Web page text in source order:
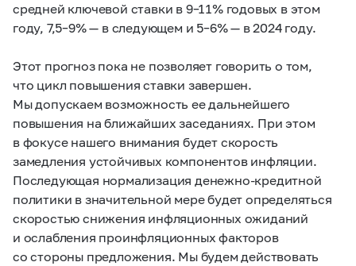
средней ключевой ставки в 9–11%годовых в этом
году, 7,5–9% — в следующем и 5–6% — в 2024 году.
Этот прогноз пока не позволяет говорить о том,
что цикл повышения ставки завершен.
Мы допускаем возможность ее дальнейшего
повышения на ближайших заседаниях. При этом
в фокусе нашего внимания будет скорость
замедления устойчивых компонентов инфляции.
Последующая нормализация денежно-кредитной
политики в значительной мере будет определяться
скоростью снижения инфляционных ожиданий
и ослабления проинфляционных факторов
со стороны предложения. Мы будем действовать